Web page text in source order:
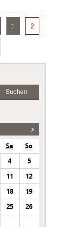
1 2
Suchen
Sa
So
4
5
11
12
18
19
25
26